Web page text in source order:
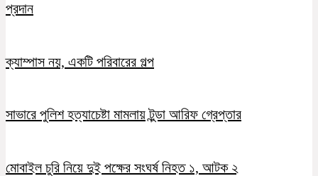
প্রদান
ক্যাম্পাস নয়, একটি পরিবারের গল্প
সাভারে পুলিশ হত্যাচেষ্টা মামলায় টুন্ডা আরিফ গ্রেপ্তার
মোবাইল চুরি নিয়ে দুই পক্ষের সংঘর্ষ নিহত ১, আটক ২